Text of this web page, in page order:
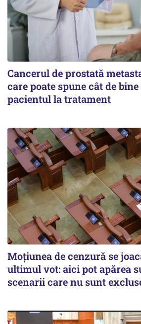
Cancerul de prostată
care poate spune cât de
pacientul la tratament
Moțiunea de cenzură se
ultimul vot: aici pot apărea
scenarii care nu sunt